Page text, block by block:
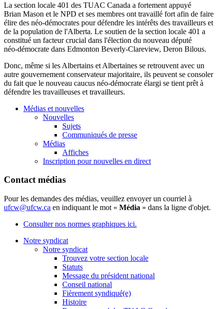
La section locale 401 des TUAC Canada a fortement appuyé
Brian Mason et le NPD et ses membres ont travaillé fort afin de faire
élire des néo-démocrates pourdéfendre les intérêts des travailleurs et
de la population de l'Alberta. Le soutien de la section locale 401 a
constitué un facteurcrucial dans l'élection du nouveau député
néo‑démocrate dans Edmonton Beverly-Clareview, Deron Bilous.
Donc, même si les Albertains et Albertaines se retrouvent avec un
autre gouvernement conservateur majoritaire, ils peuvent se consoler
du fait que le nouveau caucus néo-démocrate élargi se tient prêt à
défendre les travailleuses et travailleurs.
Médias et nouvelles
Nouvelles
Sujets
Communiqués de presse
Médias
Affiches
Inscription pour nouvelles en direct
Contact médias
Pour les demandes des médias, veuillez envoyer un courriel à
ufcw@ufcw.ca en indiquant le mot « Média » dans la ligne d'objet.
Consulter nos normes graphiques ici.
Notre syndicat
Notre syndicat
Trouvez votre section locale
Statuts
Message du président national
Conseil national
Fièrement syndiqué(e)
Histoire